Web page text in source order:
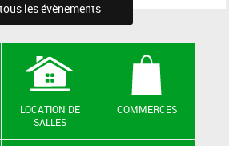
tous les évènements
LOCATION DE
SALLES
COMMERCES